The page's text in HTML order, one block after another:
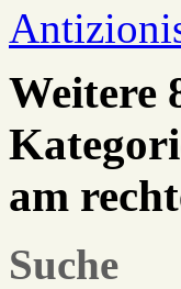
Weitere
am
Suche